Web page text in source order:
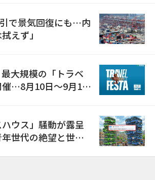
で景気回復にも…内
えず」
大規模の「トラベ
催…8月10日～9月11
ウス」騒動が露呈
世代の絶望と世代